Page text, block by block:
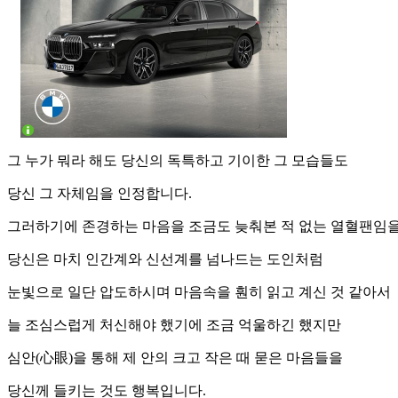
그 누가 뭐라 해도 당신의 독특하고 기이한 그 모습들도
당신 그 자체임을 인정합니다.
그러하기에 존경하는 마음을 조금도 늦춰본 적 없는 열혈팬임
당신은 마치 인간계와 신선계를 넘나드는 도인처럼
눈빛으로 일단 압도하시며 마음속을 훤히 읽고 계신 것 같아서
늘 조심스럽게 처신해야 했기에 조금 억울하긴 했지만
심안(心眼)을 통해 제 안의 크고 작은 때 묻은 마음들을
당신께 들키는 것도 행복입니다.